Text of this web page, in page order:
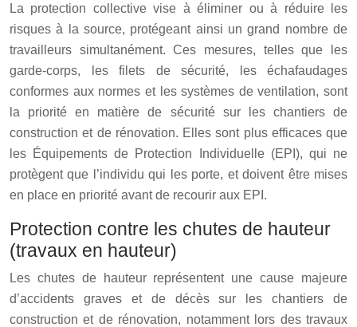
La protection collective vise à éliminer ou à réduire les
risques à la source, protégeant ainsi un grand nombre de
travailleurs simultanément. Ces mesures, telles que les
garde-corps, les filets de sécurité, les échafaudages
conformes aux normes et les systèmes de ventilation, sont
la priorité en matière de sécurité sur les chantiers de
construction et de rénovation. Elles sont plus efficaces que
les Équipements de Protection Individuelle (EPI), qui ne
protègent que l’individu qui les porte, et doivent être mises
en place en priorité avant de recourir aux EPI.
Protection contre les chutes de hauteur
(travaux en hauteur)
Les chutes de hauteur représentent une cause majeure
d’accidents graves et de décès sur les chantiers de
construction et de rénovation, notamment lors des travaux